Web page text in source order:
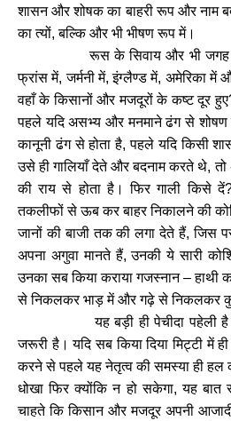
शासन और शोषक का बाहरी रूप और नाम
का त्यों,बल्कि और भी भीषण रूप में।
रूस के सिवाय और भी जगह
फ्रांस में,जर्मनी में,इंग्लैण्ड में, अमेरिका में
वहाँ के किसानों और मजदूरों के कष्ट दूर हुए
पहले यदि असभ्य और मनमाने ढंग से शोषण
कानूनी ढंग से होता है,पहले यदि किसी
उसे ही गालियाँ देते और बदनाम करते थे,तो
की राय से होता है। फिर गाली किसे दें
तकलीफों से ऊब कर बाहर निकालने की
जानों की बाजी तक की लगा देते हैं,जिस
अपना अगुवा मानते हैं,उनकी ये सारी
उनका सब किया कराया गजस्नान–हाथी
से निकलकर भाड़ में और गढ़े से निकलकर
यह बड़ी ही पेचीदा पहेली
जरूरी है। यदि सब किया दिया मिट्टी में
करने से पहले यह नेतृत्व की समस्या ही
धोखा फिर क्योंकि न हो सकेगा,यह बात
चाहते कि किसान और मजदूर अपनी